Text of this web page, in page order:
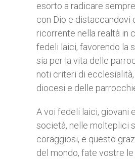
esorto a radicare
con Dio e distaccandovi
ricorrente nella realtà in
fedeli laici, favorendo la
sia per la vita delle
noti criteri di
diocesi e delle
A voi fedeli laici, giovani
società, nelle molteplici
coraggiosi, e questo
del mondo, fate vostre le